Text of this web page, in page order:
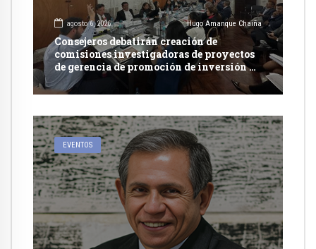
agosto 6, 2026 Hugo Amanque Chaiña
Consejeros debatirán creación de
comisiones investigadoras de proyectos
de gerencia de promoción de inversión y
carretera en Caylloma
EVENTOS